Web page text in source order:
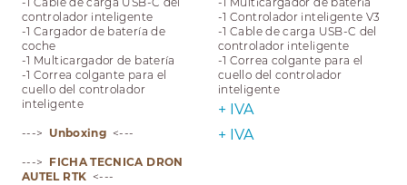
controlador inteligente
-1 Cargador de batería de
coche
-1 Multicargador de batería
-1 Correa colgante para el
cuello del controlador
inteligente
---> Unboxing <---
---> FICHA TECNICA DRON
AUTEL RTK <---
-1 Controlador inteligente V3
-1 Cable de carga USB-C del
controlador inteligente
-1 Correa colgante para el
cuello del controlador
inteligente
+ IVA
+ IVA